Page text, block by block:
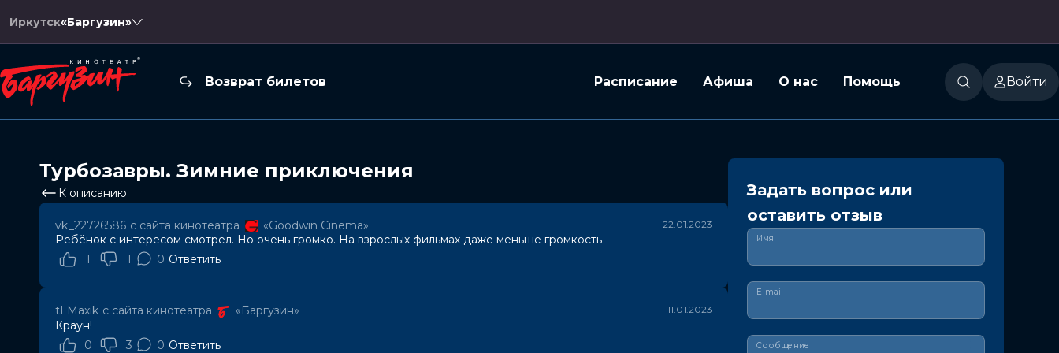
Иркутск«Баргузин»
Возврат билетов Расписание Афиша О нас Помощь Войти
Турбозавры. Зимние приключения
К описанию
vk_22726586 с сайта кинотеатра «Goodwin Cinema» 22.01.2023
Ребёнок с интересом смотрел. Но очень громко. На взрослых фильмах даже меньше громкость
1
1 0 Ответить
tLMaxik с сайта кинотеатра «Баргузин» 11.01.2023
Краун!
0
3 0 Ответить
Задать вопрос или
оставить отзыв
Имя
E-mail
Сообщение